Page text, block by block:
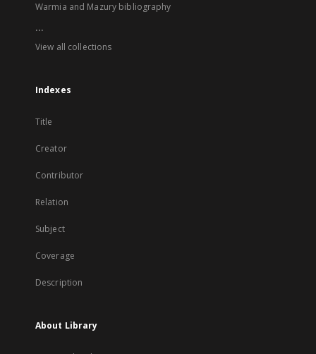
Warmia and Mazury bibliography
...
View all collections
Indexes
Title
Creator
Contributor
Relation
Subject
Coverage
Description
About Library